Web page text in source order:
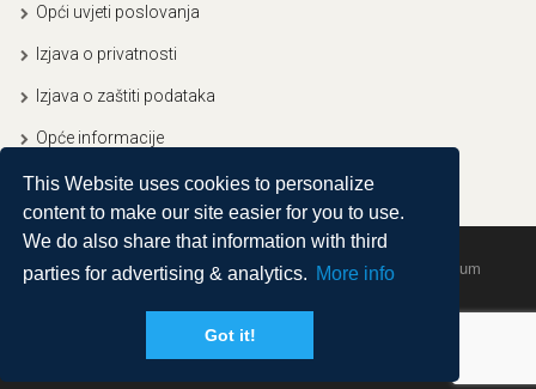
This Website uses cookies to personalize
content to make our site easier for you to use.
We do also share that information with third
parties for advertising & analytics. More info
Got it!
Opći uvjeti poslovanja
Izjava o privatnosti
Izjava o zaštiti podataka
Opće informacije
Copyright © 2020, Ullitravel |Sitemap| Powered by Agendum